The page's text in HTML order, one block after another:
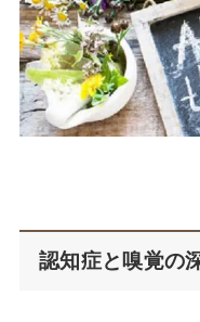
認知症と嗅覚の